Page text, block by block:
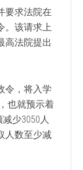
要求法院在
。该请求上
高法院提出
令，将入学
也就预示着
减少3050人
人数至少减